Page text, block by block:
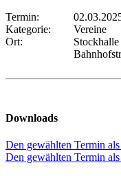
Termin:
Kategorie:
Vereine
Ort:
Downloads
Den gewählten Termin
Den gewählten Termin